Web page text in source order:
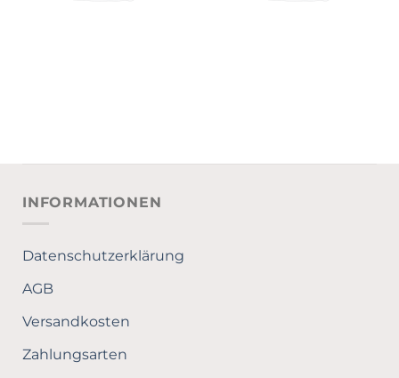
INFORMATIONEN
Datenschutzerklärung
AGB
Versandkosten
Zahlungsarten